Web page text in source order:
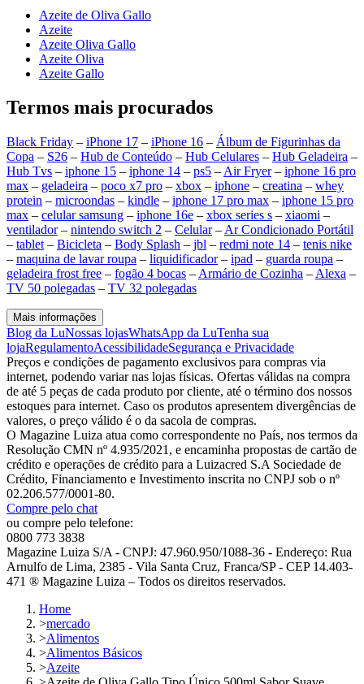
Azeite de Oliva Gallo
Azeite
Azeite Oliva Gallo
Azeite Oliva
Azeite Gallo
Termos mais procurados
Black Friday – iPhone 17 – iPhone 16 – Álbum de Figurinhas da
Copa – S26 – Hub de Conteúdo – Hub Celulares – Hub Geladeira –
Hub Tvs – iphone 15 – iphone 14 – ps5 – Air Fryer– iphone 16 pro
max – geladeira – poco x7 pro – xbox – iphone – creatina – whey
protein – microondas – kindle – iphone 17 pro max – iphone 15 pro
max – celular samsung – iphone 16e – xbox series s – xiaomi –
ventilador– nintendo switch 2 – Celular– Ar Condicionado Portátil
– tablet – Bicicleta – Body Splash – jbl – redmi note 14 – tenis nike
– maquina de lavar roupa – liquidificador– ipad – guarda roupa –
geladeira frost free – fogão 4 bocas – Armário de Cozinha – Alexa –
TV 50 polegadas – TV 32 polegadas
Mais informações
Blog da LuNossas lojasWhatsApp da LuTenha sua
lojaRegulamentoAcessibilidadeSegurança e Privacidade
Preços e condições de pagamento exclusivos para compras via
internet, podendo variar nas lojas físicas. Ofertas válidas na compra
de até 5 peças de cada produto por cliente, até o término dos nossos
estoques para internet. Caso os produtos apresentem divergências de
valores, o preço válido é o da sacola de compras.
O Magazine Luiza atua como correspondente no País, nos termos da
Resolução CMN nº 4.935/2021, e encaminha propostas de cartão de
crédito e operações de crédito para a Luizacred S.A Sociedade de
Crédito, Financiamento e Investimento inscrita no CNPJ sob o nº
02.206.577/0001-80.
Compre pelo chat
ou compre pelo telefone:
0800 773 3838
Magazine Luiza S/A - CNPJ: 47.960.950/1088-36 - Endereço: Rua
Arnulfo de Lima, 2385 - Vila Santa Cruz, Franca/SP - CEP 14.403-
471 ® Magazine Luiza – Todos os direitos reservados.
Home
>mercado
>Alimentos
>Alimentos Básicos
>Azeite